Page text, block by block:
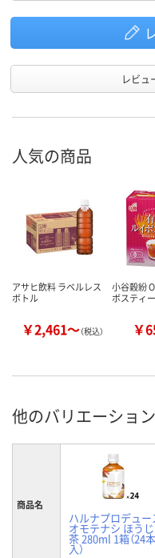
レビュ
人気の商品
アサヒ飲料 ラベルレス
ボトル
￥2,461～（税込）
小谷穀紛
ボスティー
￥
他のバリエーション
商品名
ハルナプロデュー
オモテナシ ほうじ
茶 280ml 1箱（24本
入）